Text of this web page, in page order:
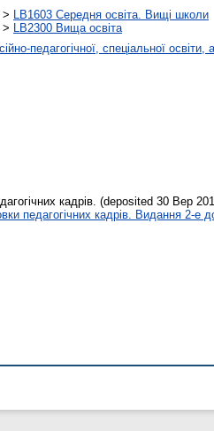
> LB1603 Середня освіта. Вищі школи
> LB2300 Вища освіта
педагогічної, спеціальної освіти,
кадрів. (deposited 30 Вер
педагогічних кадрів. Видання 2-